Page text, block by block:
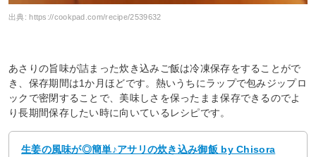
出典:https://cookpad.com/recipe/2539632
あさりの旨味が詰まった炊き込みご飯は冷凍保存をすることがで
き、保存期間は1か月ほどです。熱いうちにラップで包みジップロ
ックで密閉することで、美味しさを保ったまま保存できるのでよ
り長期間保存したい時に向いているレシピです。
生姜の風味が◎簡単♪アサリの炊き込み御飯 by Chisora